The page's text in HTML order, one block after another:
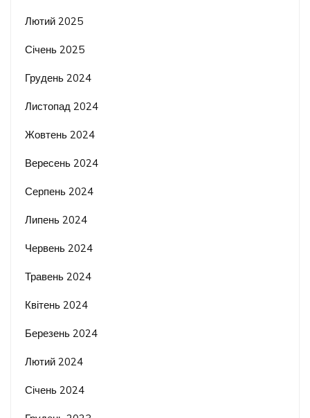
Лютий 2025
Січень 2025
Грудень 2024
Листопад 2024
Жовтень 2024
Вересень 2024
Серпень 2024
Липень 2024
Червень 2024
Травень 2024
Квітень 2024
Березень 2024
Лютий 2024
Січень 2024